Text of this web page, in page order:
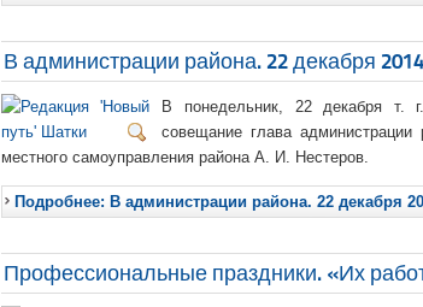
В администрации района. 22 декабря
В понедельник, 22 декабря т.
совещание глава
местного самоуправления района А. И. Нестеров.
Подробнее: В администрации района. 22 декабря
Профессиональные праздники. «Их